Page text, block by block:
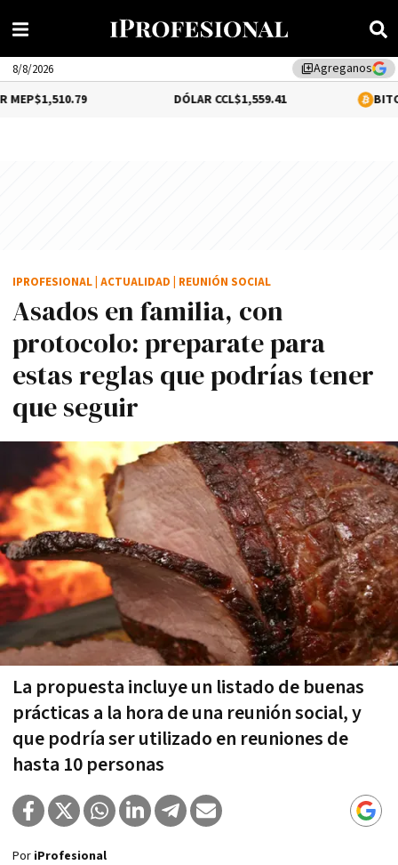
library_addAgreganos
8/8/2026
$1,559.41 0.16%
Asados en familia, con
protocolo: preparate para
estas reglas que podrías tener
que seguir
La propuesta incluye un listado de buenas
prácticas a la hora de una reunión social, y
que podría ser utilizado en reuniones de
hasta 10 personas
IPROFESIONAL ACTUALIDAD REUNIÓN SOCIAL
Por iProfesional